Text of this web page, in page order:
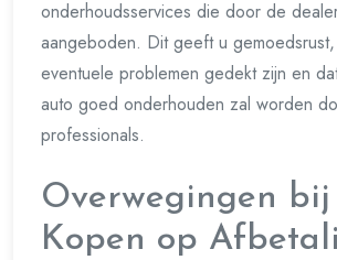
onderhoudsservices die door de
aangeboden. Dit geeft u
eventuele problemen gedekt zijn en
auto goed onderhouden zal worden
professionals.
Overwegingen bij
Kopen op